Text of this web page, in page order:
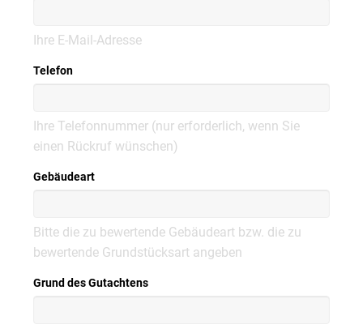
Ihre E-Mail-Adresse
Telefon
Ihre Telefonnummer (nur erforderlich, wenn Sie
einen Rückruf wünschen)
Gebäudeart
Bitte die zu bewertende Gebäudeart bzw. die zu
bewertende Grundstücksart angeben
Grund des Gutachtens